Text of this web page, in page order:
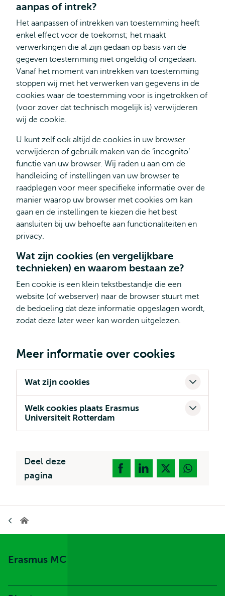
aanpas of intrek?
Het aanpassen of intrekken van toestemming heeft
enkel effect voor de toekomst; het maakt
verwerkingen die al zijn gedaan op basis van de
gegeven toestemming niet ongeldig of ongedaan.
Vanaf het moment van intrekken van toestemming
stoppen wij met het verwerken van gegevens in de
cookies waar de toestemming voor is ingetrokken of
(voor zover dat technisch mogelijk is) verwijderen
wij de cookie.
U kunt zelf ook altijd de cookies in uw browser
verwijderen of gebruik maken van de ‘incognito’
functie van uw browser. Wij raden u aan om de
handleiding of instellingen van uw browser te
raadplegen voor meer specifieke informatie over de
manier waarop uw browser met cookies om kan
gaan en de instellingen te kiezen die het best
aansluiten bij uw behoefte aan functionaliteiten en
privacy.
Wat zijn cookies (en vergelijkbare
technieken) en waarom bestaan ze?
Een cookie is een klein tekstbestandje die een
website (of webserver) naar de browser stuurt met
de bedoeling dat deze informatie opgeslagen wordt,
zodat deze later weer kan worden uitgelezen.
Meer informatie over cookies
Wat zijn cookies
Welk cookies plaats Erasmus
Universiteit Rotterdam
Deel deze
pagina
Erasmus
Erasmus MC